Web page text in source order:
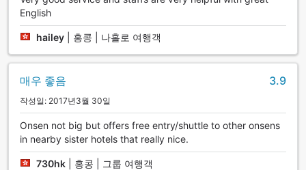
English
hailey 홍콩 | 나홀로 여행객
매우 좋음 3.9
작성일: 2017년3월 30일
Onsen not big but offers free entry/shuttle to other onsens
in nearby sister hotels that really nice.
730hk 홍콩 | 그룹 여행객